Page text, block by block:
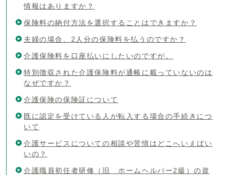
情報はありますか？
保険料の納付方法を選択することはできますか？
夫婦の場合、2人分の保険料を払うのですか？
介護保険料を口座払いにしたいのですが。
特別徴収された介護保険料が通帳に載っていないのは
なぜですか？
介護保険の保険証について
既に認定を受けている人が転入する場合の手続きにつ
いて
介護サービスについての相談や苦情はどこへいえばい
いの？
介護職員初任者研修（旧 ホームヘルパー2級）の資